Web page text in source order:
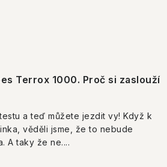
Terrox 1000. Proč si zaslouží
a teď můžete jezdit vy! Když k
věděli jsme, že to nebude
A taky že ne....